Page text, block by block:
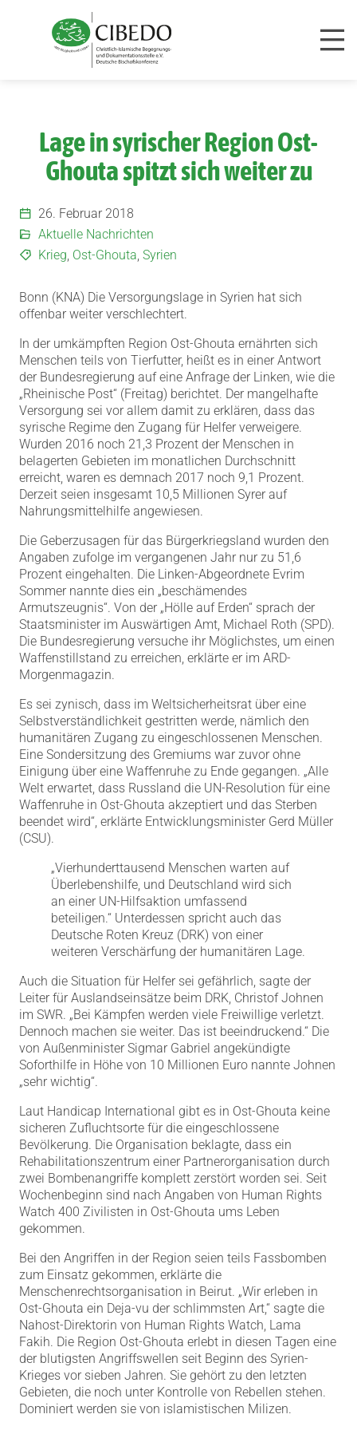
Lage in syrischer Region Ost-
Ghouta spitzt sich weiter zu
26. Februar 2018
Aktuelle Nachrichten
Krieg Ost-Ghouta Syrien
Bonn (KNA) Die Versorgungslage in Syrien hat sich
offenbar weiter verschlechtert.
In der umkämpften Region Ost-Ghouta ernährten sich
Menschen teils von Tierfutter, heißt es in einer Antwort
der Bundesregierung auf eine Anfrage der Linken, wie die
„Rheinische Post“ (Freitag) berichtet. Der mangelhafte
Versorgung sei vor allem damit zu erklären, dass das
syrische Regime den Zugang für Helfer verweigere.
Wurden 2016 noch 21,3 Prozent der Menschen in
belagerten Gebieten im monatlichen Durchschnitt
erreicht, waren es demnach 2017 noch 9,1 Prozent.
Derzeit seien insgesamt 10,5 Millionen Syrer auf
Nahrungsmittelhilfe angewiesen.
Die Geberzusagen für das Bürgerkriegsland wurden den
Angaben zufolge im vergangenen Jahr nur zu 51,6
Prozent eingehalten. Die Linken-Abgeordnete Evrim
Sommer nannte dies ein „beschämendes
Armutszeugnis“. Von der „Hölle auf Erden“ sprach der
Staatsminister im Auswärtigen Amt, Michael Roth (SPD).
Die Bundesregierung versuche ihr Möglichstes, um einen
Waffenstillstand zu erreichen, erklärte er im ARD-
Morgenmagazin.
Es sei zynisch, dass im Weltsicherheitsrat über eine
Selbstverständlichkeit gestritten werde, nämlich den
humanitären Zugang zu eingeschlossenen Menschen.
Eine Sondersitzung des Gremiums war zuvor ohne
Einigung über eine Waffenruhe zu Ende gegangen. „Alle
Welt erwartet, dass Russland die UN-Resolution für eine
Waffenruhe in Ost-Ghouta akzeptiert und das Sterben
beendet wird“, erklärte Entwicklungsminister Gerd Müller
(CSU).
„Vierhunderttausend Menschen warten auf
Überlebenshilfe, und Deutschland wird sich
an einer UN-Hilfsaktion umfassend
beteiligen.“ Unterdessen spricht auch das
Deutsche Roten Kreuz (DRK) von einer
weiteren Verschärfung der humanitären Lage.
Auch die Situation für Helfer sei gefährlich, sagte der
Leiter für Auslandseinsätze beim DRK, Christof Johnen
im SWR. „Bei Kämpfen werden viele Freiwillige verletzt.
Dennoch machen sie weiter. Das ist beeindruckend.“ Die
von Außenminister Sigmar Gabriel angekündigte
Soforthilfe in Höhe von 10 Millionen Euro nannte Johnen
„sehr wichtig“.
Laut Handicap International gibt es in Ost-Ghouta keine
sicheren Zufluchtsorte für die eingeschlossene
Bevölkerung. Die Organisation beklagte, dass ein
Rehabilitationszentrum einer Partnerorganisation durch
zwei Bombenangriffe komplett zerstört worden sei. Seit
Wochenbeginn sind nach Angaben von Human Rights
Watch 400 Zivilisten in Ost-Ghouta ums Leben
gekommen.
Bei den Angriffen in der Region seien teils Fassbomben
zum Einsatz gekommen, erklärte die
Menschenrechtsorganisation in Beirut. „Wir erleben in
Ost-Ghouta ein Deja-vu der schlimmsten Art,“ sagte die
Nahost-Direktorin von Human Rights Watch, Lama
Fakih. Die Region Ost-Ghouta erlebt in diesen Tagen eine
der blutigsten Angriffswellen seit Beginn des Syrien-
Krieges vor sieben Jahren. Sie gehört zu den letzten
Gebieten, die noch unter Kontrolle von Rebellen stehen.
Dominiert werden sie von islamistischen Milizen.